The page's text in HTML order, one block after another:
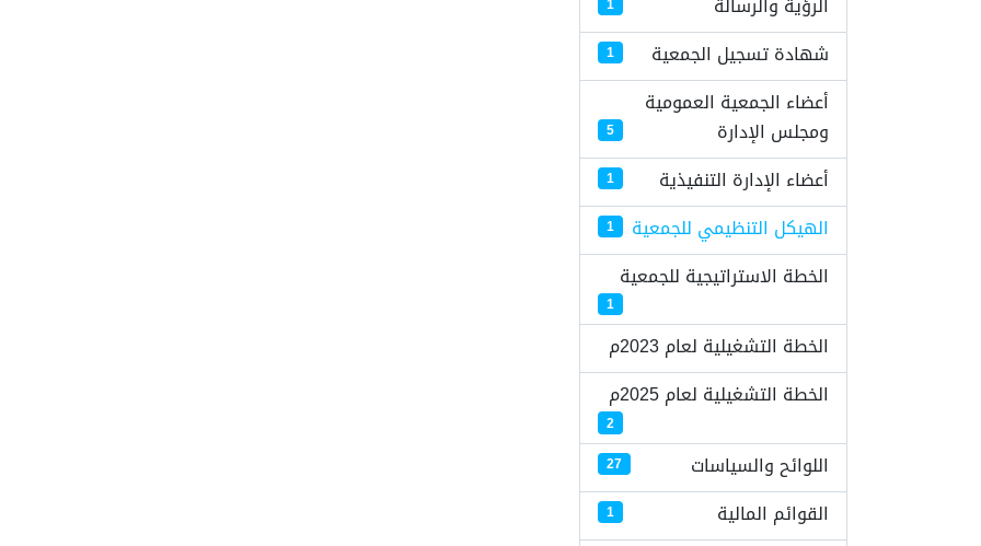
شهادة تسجيل الجمعية 1
أعضاء الجمعية العمومية
ومجلس الإدارة
5
أعضاء الإدارة التنفيذية 1
الهيكل التنظيمي للجمعية 1
الخطة الاستراتيجية للجمعية
1
الخطة التشغيلية لعام 2023م
الخطة التشغيلية لعام 2025م
2
اللوائح والسياسات 27
القوائم المالية 1